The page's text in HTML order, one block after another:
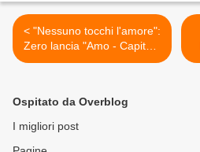
< "Nessuno tocchi l'amore":
Zero lancia "Amo - Capitolo
II"
Ospitato da Overblog
I migliori post